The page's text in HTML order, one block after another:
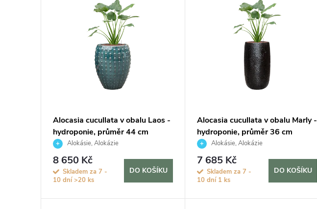
d
Alocasia cucullata v obalu Laos -
hydroponie, průměr 44 cm
Alokásie, Alokázie
8 650 Kč
Skladem za 7 -
10 dní>20 ks
DO KOŠÍKU
Alocasia cucullata v obalu Marly -
hydroponie, průměr 36 cm
Alokásie, Alokázie
7 685 Kč
Skladem za 7 -
10 dní 1 ks
DO KOŠÍKU